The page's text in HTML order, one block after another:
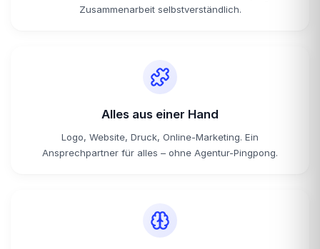
Zusammenarbeit selbstverständlich.
Alles aus einer Hand
Logo, Website, Druck, Online-Marketing. Ein
Ansprechpartner für alles – ohne Agentur-Pingpong.